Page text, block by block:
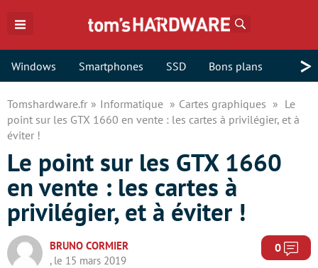
Windows Smartphones SSD Bons plans >
Tomshardware.fr Informatique Cartes graphiques
Le
point sur les GTX 1660 en vente : les cartes à privilégier, et à
éviter !
Le point sur les GTX 1660
en vente : les cartes à
privilégier, et à éviter !
BRUNO CORMIER
, le 15 mars 2019
0